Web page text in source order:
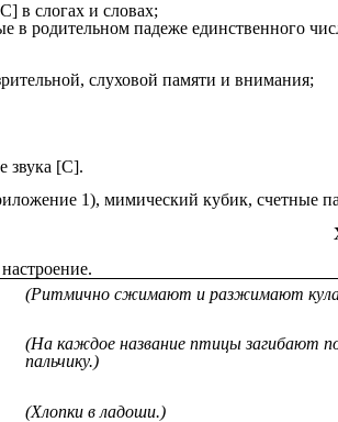
в слогах и словах;
в родительном падеже единственного
слуховой памяти и внимания;
звука [С].
1), мимический кубик, счетные
(Ритмично сжимают и разжимают
(На каждое название птицы загибают
пальчику.)
(Хлопки в ладоши.)